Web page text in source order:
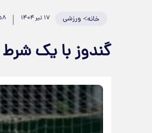
خانه> ورزشی ۱۷ تیر ۱۴۰۴
گندوز با یک